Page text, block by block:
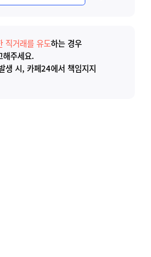
직거래를 유도하는 경우
해주세요.
생 시, 카페24에서 책임지지